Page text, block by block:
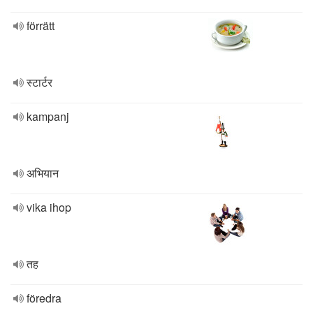
förrätt
स्टार्टर
kampanj
अभियान
vika ihop
तह
föredra